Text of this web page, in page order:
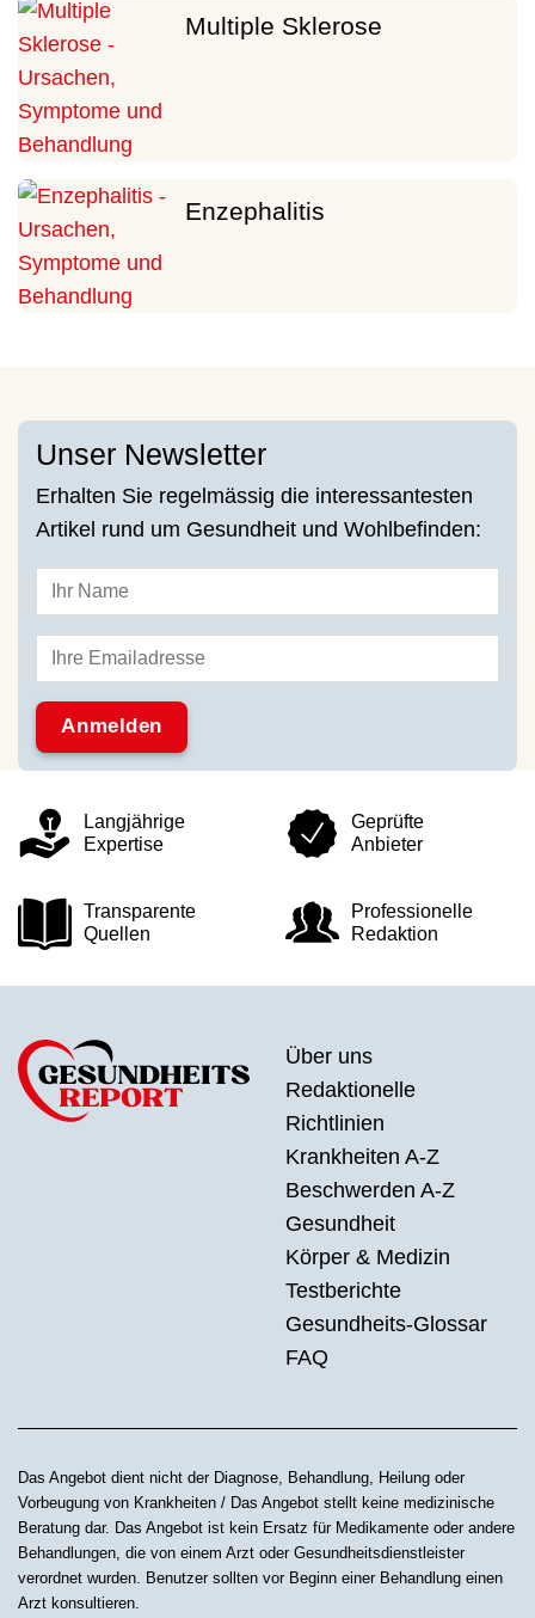
Multiple Sklerose
Enzephalitis
Unser Newsletter
Erhalten Sie regelmässig die interessantesten
Artikel rund um Gesundheit und Wohlbefinden:
Langjährige
Expertise
Geprüfte
Anbieter
Transparente
Quellen
Professionelle
Redaktion
Über uns
Redaktionelle
Richtlinien
Krankheiten A-Z
Beschwerden A-Z
Gesundheit
Körper & Medizin
Testberichte
Gesundheits-Glossar
FAQ
Das Angebot dient nicht der Diagnose, Behandlung, Heilung oder
Vorbeugung von Krankheiten / Das Angebot stellt keine medizinische
Beratung dar. Das Angebot ist kein Ersatz für Medikamente oder andere
Behandlungen, die von einem Arzt oder Gesundheitsdienstleister
verordnet wurden. Benutzer sollten vor Beginn einer Behandlung einen
Arzt konsultieren.